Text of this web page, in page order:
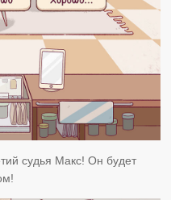
судья Макс! Он будет